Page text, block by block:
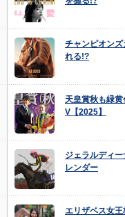
チャンピオン
れる!?
天皇賞秋も緑
V【2025】
ジェラルディ
レンダー
エリザベス女